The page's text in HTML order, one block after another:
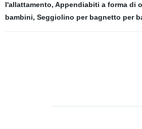
l'allattamento, Appendiabiti a forma di
bambini, Seggiolino per bagnetto per